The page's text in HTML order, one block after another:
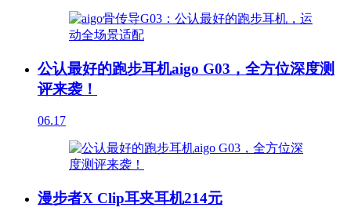
公认最好的跑步耳机aigo G03，全方位深度测
评来袭！
06.17
漫步者X Clip耳夹耳机214元